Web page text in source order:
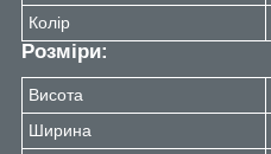
Колір
Розміри:
Висота
Ширина